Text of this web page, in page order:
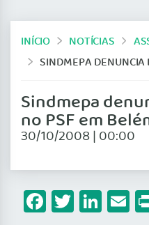
INÍCIO NOTÍCIAS
SINDMEPA DENUNCIA DEFICIÊNCIAS NO PSF
Sindmepa
no PSF em
30/10/2008 | 00:00
Facebook
Twitter